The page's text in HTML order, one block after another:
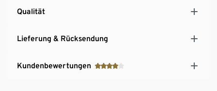
Qualität
Lieferung & Rücksendung
Kundenbewertungen